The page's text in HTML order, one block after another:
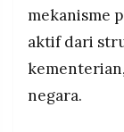
mekanisme
aktif dari
negara.